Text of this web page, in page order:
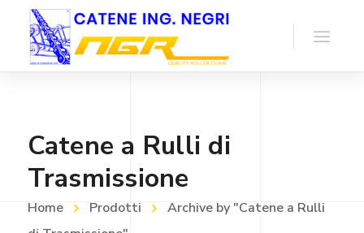
Catene a Rulli di
Trasmissione
Home Prodotti
Archive by "Catene a Rulli